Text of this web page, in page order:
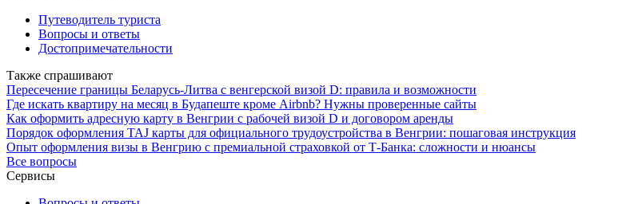
Путеводитель туриста
Вопросы и ответы
Достопримечательности
Также спрашивают
Пересечение границы Беларусь-Литва с венгерской визой D: правила и возможности
Где искать квартиру на месяц в Будапеште кроме Airbnb? Нужны проверенные сайты
Как оформить адресную карту в Венгрии с рабочей визой D и договором аренды
Порядок оформления TAJ карты для официального трудоустройства в Венгрии: пошаговая инструкция
Опыт оформления визы в Венгрию с премиальной страховкой от Т-Банка: сложности и нюансы
Все вопросы
Сервисы